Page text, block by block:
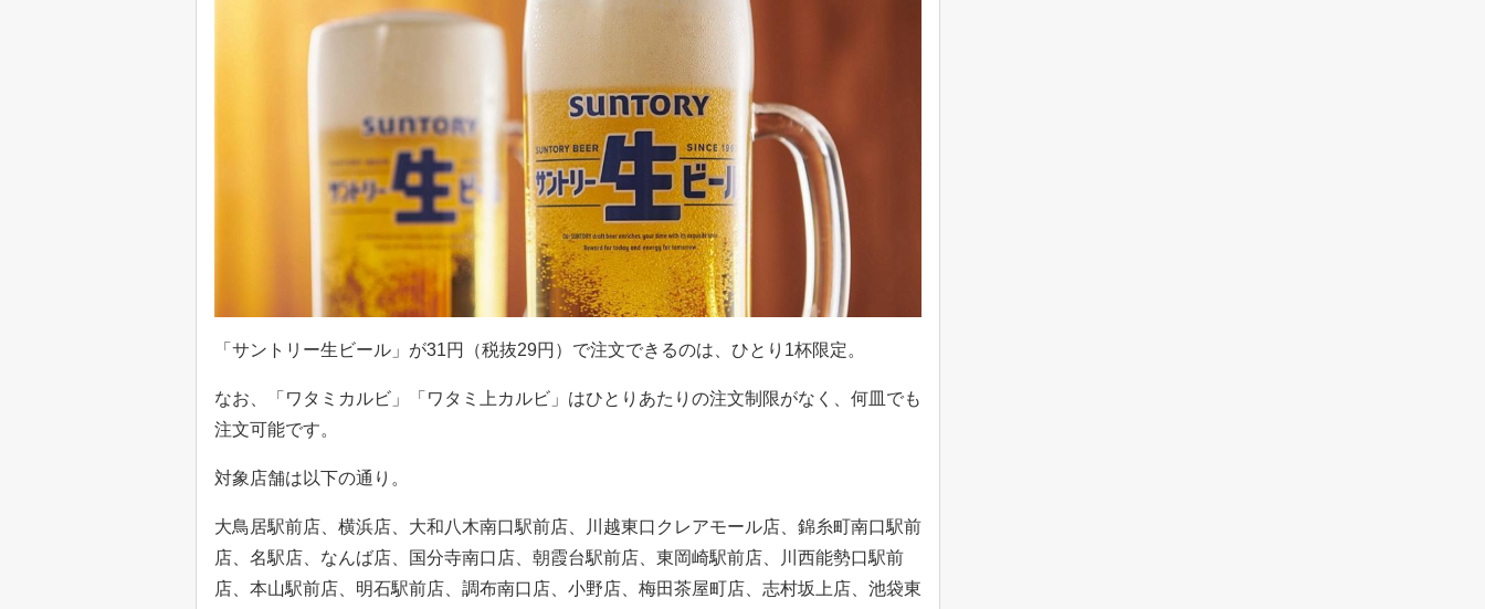
「サントリー生ビール」が31円（税抜29円）で注文できるのは、ひとり1杯限定。
なお、「ワタミカルビ」「ワタミ上カルビ」はひとりあたりの注文制限がなく、何皿でも
注文可能です。
対象店舗は以下の通り。
大鳥居駅前店、横浜店、大和八木南口駅前店、川越東口クレアモール店、錦糸町南口駅前
店、名駅店、なんば店、国分寺南口店、朝霞台駅前店、東岡崎駅前店、川西能勢口駅前
店、本山駅前店、明石駅前店、調布南口店、小野店、梅田茶屋町店、志村坂上店、池袋東